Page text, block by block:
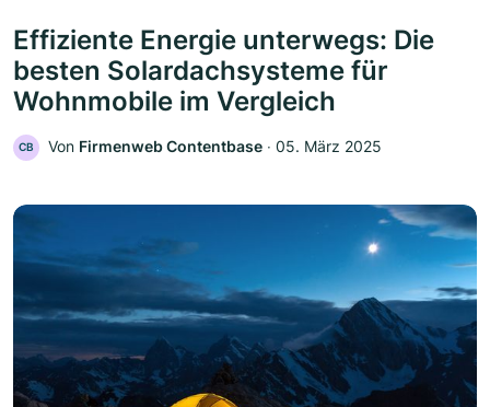
Effiziente Energie unterwegs: Die
besten Solardachsysteme für
Wohnmobile im Vergleich
CB Von Firmenweb Contentbase ‧ 05. März 2025